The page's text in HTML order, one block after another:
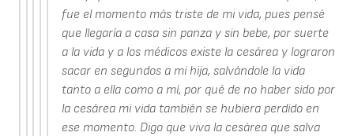
fue el momento más triste de mi vida, pues pensé
que llegaría a casa sin panza y sin bebe, por suerte
a la vida y a los médicos existe la cesárea y lograron
sacar en segundos a mi hija, salvándole la vida
tanto a ella como a mí, por qué de no haber sido por
la cesárea mi vida también se hubiera perdido en
ese momento. Digo que viva la cesárea que salva